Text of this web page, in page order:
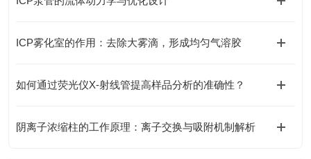
ICP雾化室的作用：去除大雾滴，形成均匀气溶胶
如何通过荧光仪X-射线管提高样品分析的准确性？
阴离子浓缩柱的工作原理：离子交换与吸附机制解析